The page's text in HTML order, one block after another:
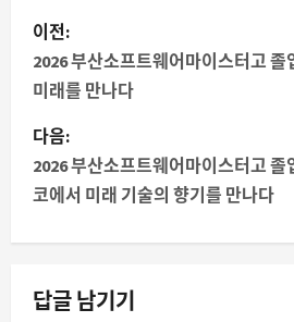
게
시
내
비
게
이
이전:
2026 부산소프트웨어마이스터고 졸
미래를 만나다
다음:
2026 부산소프트웨어마이스터고 졸
코에서 미래 기술의 향기를 만나다
답글 남기기